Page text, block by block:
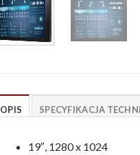
OPIS SPECYFIKACJA
19″, 1280 x 1024